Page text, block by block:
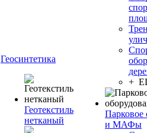
Геосинтетика
Геотекстиль
нетканый
+
Парковое
и МАФы